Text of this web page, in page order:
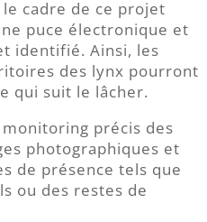
cadre de ce projet
puce électronique et
identifié. Ainsi, les
des lynx pourront
qui suit le lâcher.
monitoring précis des
photographiques et
de présence tels que
ou des restes de